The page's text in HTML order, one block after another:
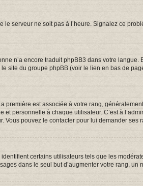
serveur ne soit pas à l’heure. Signalez ce
n’a encore traduit phpBB3 dans votre
site du groupe phpBB (voir le lien en bas de
première est associée à votre rang,
personnelle à chaque utilisateur. C’est à
Vous pouvez le contacter pour lui demander ses
certains utilisateurs tels que les
dans le seul but d’augmenter votre rang,